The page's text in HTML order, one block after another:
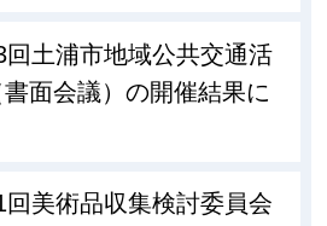
土浦市地域公共交通活
面会議）の開催結果に
美術品収集検討委員会